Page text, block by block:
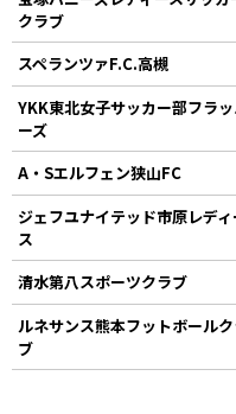
クラブ
スペランツァF.C.高槻
YKK東北女子サッカー部フラ
ーズ
A・Sエルフェン狭山FC
ジェフユナイテッド市原レディ
ス
清水第八スポーツクラブ
ルネサンス熊本フットボール
ブ